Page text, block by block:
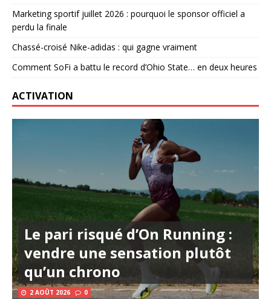
Marketing sportif juillet 2026 : pourquoi le sponsor officiel a
perdu la finale
Chassé-croisé Nike-adidas : qui gagne vraiment
Comment SoFi a battu le record d’Ohio State… en deux heures
ACTIVATION
Le pari risqué d’On Running :
vendre une sensation plutôt
qu’un chrono
2 AOÛT 2026 0